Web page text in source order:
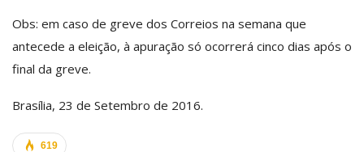
Obs: em caso de greve dos Correios na semana que
antecede a eleição, à apuração só ocorrerá cinco dias após o
final da greve.
Brasília, 23 de Setembro de 2016.
619